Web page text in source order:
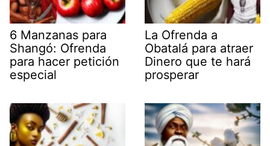
6 Manzanas para
Shangó: Ofrenda
para hacer petición
especial
La Ofrenda a
Obatalá para atraer
Dinero que te hará
prosperar